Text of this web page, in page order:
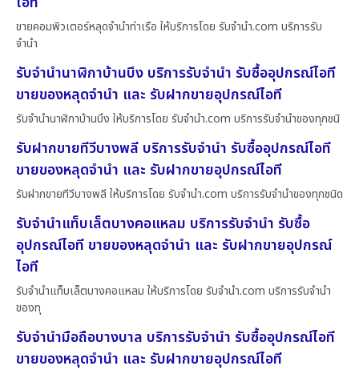
ขายคอมพิวเตอร์หลุดจำนำท่าเรือ ให้บริการโดย รับจํานํา.com บริการรับ
จำนำ
รับจำนำนาฬิกาบ้านบึง บริการรับจำนำ รับซื้ออุปกรณ์ไอที
ขายของหลุดจำนำ และ รับฝากขายอุปกรณ์ไอที
รับจำนำนาฬิกาบ้านบึง ให้บริการโดย รับจํานํา.com บริการรับจำนำของทุกชนิ
รับฝากขายทีวีบางพลี บริการรับจำนำ รับซื้ออุปกรณ์ไอที
ขายของหลุดจำนำ และ รับฝากขายอุปกรณ์ไอที
รับฝากขายทีวีบางพลี ให้บริการโดย รับจํานํา.com บริการรับจำนำของทุกชนิด
รับจำนำแท็บเล็ตบางคอแหลม บริการรับจำนำ รับซื้อ
อุปกรณ์ไอที ขายของหลุดจำนำ และ รับฝากขายอุปกรณ์
ไอที
รับจำนำแท็บเล็ตบางคอแหลม ให้บริการโดย รับจํานํา.com บริการรับจำนำ
ของทุ
รับจำนำมือถือบางบาล บริการรับจำนำ รับซื้ออุปกรณ์ไอที
ขายของหลุดจำนำ และ รับฝากขายอุปกรณ์ไอที